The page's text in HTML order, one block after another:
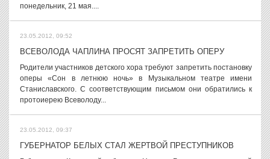
понедельник, 21 мая....
23.05.2012, 09:52
ВСЕВОЛОДА ЧАПЛИНА ПРОСЯТ ЗАПРЕТИТЬ ОПЕРУ
Родители участников детского хора требуют запретить постановку
оперы «Сон в летнюю ночь» в Музыкальном театре имени
Станиславского. С соответствующим письмом они обратились к
протоиерею Всеволоду...
23.05.2012, 09:37
ГУБЕРНАТОР БЕЛЫХ СТАЛ ЖЕРТВОЙ ПРЕСТУПНИКОВ